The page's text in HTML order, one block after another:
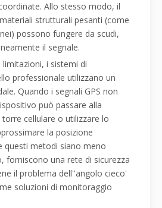
Allo stesso modo, il
strutturali pesanti (come
possono fungere da scudi,
il segnale.
i sistemi di
professionale utilizzano un
Quando i segnali GPS non
può passare alla
cellulare o utilizzare lo
la posizione
questi metodi siano meno
forniscono una rete di sicurezza
il problema dell''angolo cieco'
soluzioni di monitoraggio